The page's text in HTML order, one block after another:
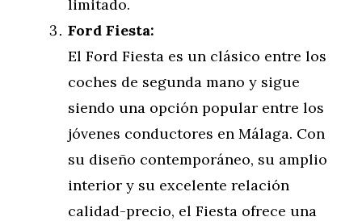
limitado.
Ford Fiesta:
El Ford Fiesta es un clásico entre los
coches de segunda mano y sigue
siendo una opción popular entre los
jóvenes conductores en Málaga. Con
su diseño contemporáneo, su amplio
interior y su excelente relación
calidad-precio, el Fiesta ofrece una